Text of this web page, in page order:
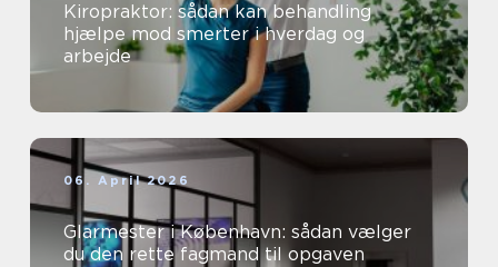
Kiropraktor: sådan kan behandling
hjælpe mod smerter i hverdag og
arbejde
06. April 2026
Glarmester i København: sådan vælger
du den rette fagmand til opgaven